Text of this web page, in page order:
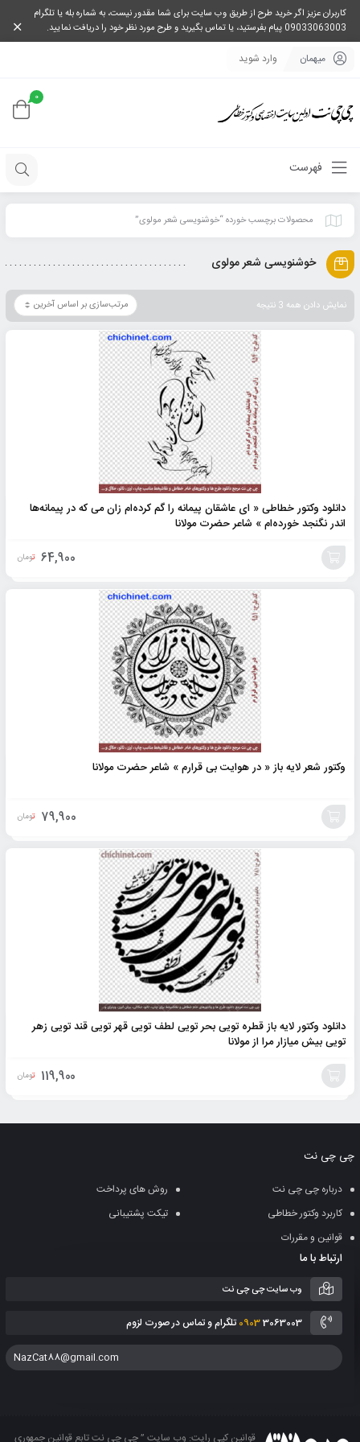
کاربران عزیز اگر خرید طرح از طریق وب سایت برای شما مقدور نیست، به شماره بله یا تلگرام
09033063003 پیام بفرستید، یا تماس بگیرید و طرح مورد نظر خود را دریافت نمایید.
میهمان وارد شوید
0
فهرست
محصولات برچسب خورده “خوشنویسی شعر مولوی”
خوشنویسی شعر مولوی
نمایش دادن همه 3 نتیجه
دانلود وکتور خطاطی « ای عاشقان پیمانه را گم کرده‌ام زان می که در پیمانه‌ها
اندر نگنجد خورده‌ام » شاعر حضرت مولانا
64,900 تومان
وکتور شعر لایه باز « در هوایت بی قرارم » شاعر حضرت مولانا
79,900 تومان
دانلود وکتور لایه باز قطره تویی بحر تویی لطف تویی قهر تویی قند تویی زهر
تویی بیش میازار مرا از مولانا
119,900 تومان
سبد
چی چی نت
درباره چی چی نت
روش های پرداخت
کاربرد وکتور خطاطی
تیکت پشتیبانی
قوانین و مقررات
ارتباط با ما
وب سایت چی چی نت
09033063003 تلگرام و تماس در صورت لزوم
NazCat88@gmail.com
قوانین کپی رایت: وب سایت ” چی چی نت تابع قوانین جمهوری